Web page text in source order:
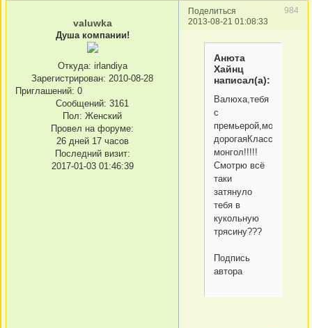
Поделиться
984
2013-08-21 01:08:33
valuwka
Душа компании!
Откуда: irlandiya
Зарегистрирован: 2010-08-28
Приглашений: 0
Сообщений: 3161
Пол: Женский
Провел на форуме:
26 дней 17 часов
Последний визит:
2017-01-03 01:46:39
Анюта
Хайнц
написал(а):
Валюха,тебя
с
премьерой,моя
дорогаяКлассный
монгол!!!!!
Смотрю всё
таки
затянуло
тебя в
кукольную
трясину???
Подпись
автора